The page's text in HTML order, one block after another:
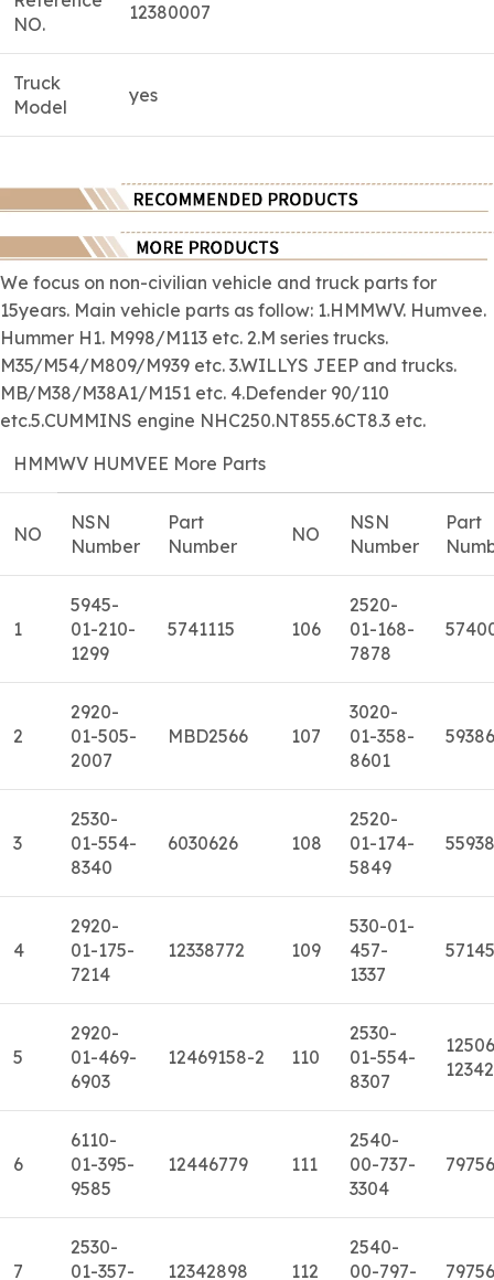
NO.
12380007
Truck
Model
yes
We focus on non-civilian vehicle and truck parts for
15years. Main vehicle parts as follow: 1.HMMWV. Humvee.
Hummer H1. M998/M113 etc. 2.M series trucks.
M35/M54/M809/M939 etc. 3.WILLYS JEEP and trucks.
MB/M38/M38A1/M151 etc. 4.Defender 90/110
etc.5.CUMMINS engine NHC250.NT855.6CT8.3 etc.
HMMWV HUMVEE More Parts
NO
NSN
Number
Part
Number
NO
NSN
Number
Part
1
5945-
01-210-
1299
5741115 106
2520-
01-168-
7878
2
2920-
01-505-
2007
MBD2566 107
3020-
01-358-
8601
3
2530-
01-554-
8340
6030626 108
2520-
01-174-
5849
4
2920-
01-175-
7214
12338772 109
530-01-
457-
1337
5
2920-
01-469-
6903
12469158-2 110
2530-
01-554-
8307
6
6110-
01-395-
9585
12446779 111
2540-
00-737-
3304
7
2530-
01-357-
12342898 112
2540-
00-797-